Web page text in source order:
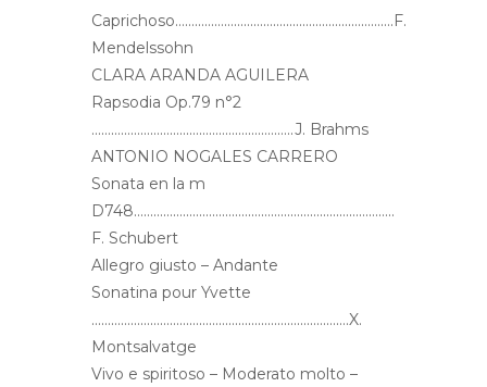
Caprichoso………………………………………………………….F.
Mendelssohn
CLARA ARANDA AGUILERA
Rapsodia Op.79 n°2
……………………………………………………..J. Brahms
ANTONIO NOGALES CARRERO
Sonata en la m
D748……………………………………………………………………..
F. Schubert
Allegro giusto – Andante
Sonatina pour Yvette
…………………………………………………………………….X.
Montsalvatge
Vivo e spiritoso – Moderato molto –